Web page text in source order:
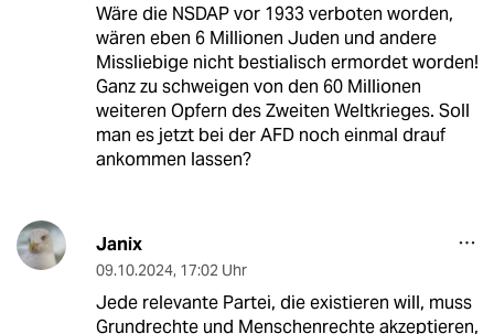
Wäre die NSDAP vor 1933 verboten worden,
wären eben 6 Millionen Juden und andere
Missliebige nicht bestialisch ermordet worden!
Ganz zu schweigen von den 60 Millionen
weiteren Opfern des Zweiten Weltkrieges. Soll
man es jetzt bei der AFD noch einmal drauf
ankommen lassen?
Janix
09.10.2024, 17:02 Uhr
Jede relevante Partei, die existieren will, muss
Grundrechte und Menschenrechte akzeptieren,